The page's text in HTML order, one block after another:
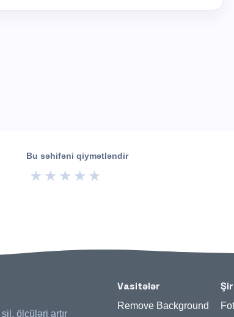
Bu səhifəni qiymətləndir
★ ★ ★ ★ ★
ölçüləri artır
Vasitələr
Remove Background